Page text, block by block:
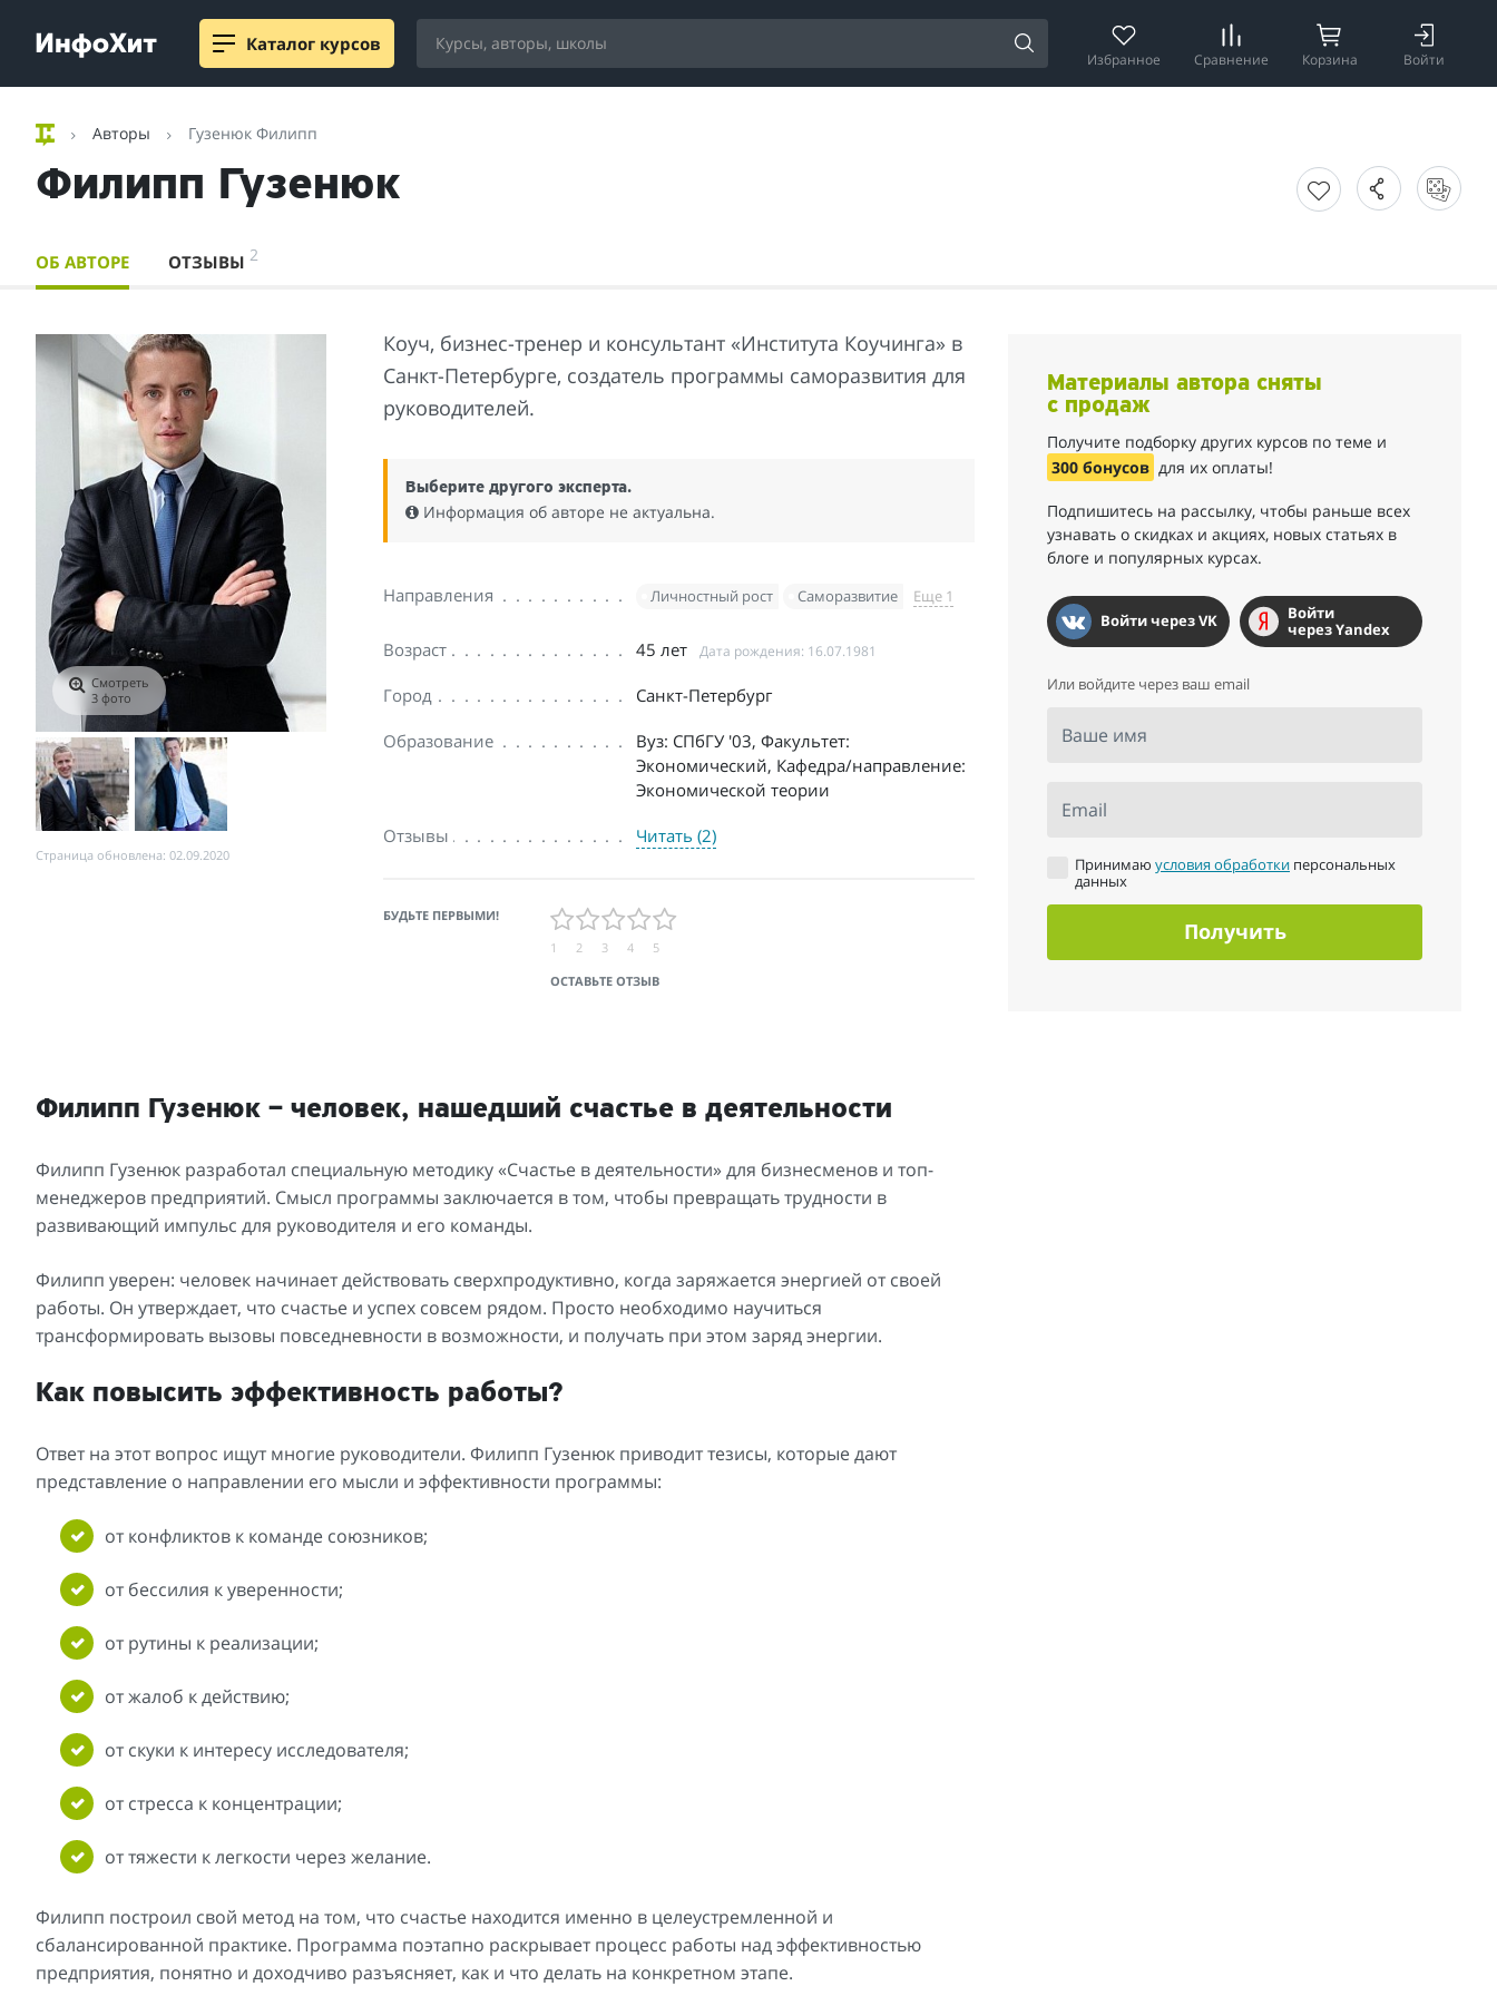
Каталог курсов
Избранное Сравнение Корзина Войти
Авторы Гузенюк Филипп
Филипп Гузенюк
ОБ АВТОРЕ ОТЗЫВЫ2
Смотреть
3 фото
Страница обновлена: 02.09.2020
Коуч, бизнес-тренер и консультант «Института Коучинга» в
Санкт-Петербурге, создатель программы саморазвития для
руководителей.
Выберите другого эксперта.
Информация об авторе не актуальна.
Направления Личностный рост Саморазвитие Еще 1
Возраст 45 лет Дата рождения: 16.07.1981
Город Санкт-Петербург
Образование
Вуз: СПбГУ '03, Факультет:
Экономический, Кафедра/направление:
Экономической теории
Отзывы Читать (2)
БУДЬТЕ ПЕРВЫМИ!
ОСТАВЬТЕ ОТЗЫВ
1 2 3 4 5
Филипп Гузенюк – человек, нашедший счастье в деятельности
Филипп Гузенюк разработал специальную методику «Счастье в деятельности» для бизнесменов и топ-
менеджеров предприятий. Смысл программы заключается в том, чтобы превращать трудности в
развивающий импульс для руководителя и его команды.
Филипп уверен: человек начинает действовать сверхпродуктивно, когда заряжается энергией от своей
работы. Он утверждает, что счастье и успех совсем рядом. Просто необходимо научиться
трансформировать вызовы повседневности в возможности, и получать при этом заряд энергии.
Как повысить эффективность работы?
Ответ на этот вопрос ищут многие руководители. Филипп Гузенюк приводит тезисы, которые дают
представление о направлении его мысли и эффективности программы:
от конфликтов к команде союзников;
от бессилия к уверенности;
от рутины к реализации;
от жалоб к действию;
от скуки к интересу исследователя;
от стресса к концентрации;
от тяжести к легкости через желание.
Филипп построил свой метод на том, что счастье находится именно в целеустремленной и
сбалансированной практике. Программа поэтапно раскрывает процесс работы над эффективностью
предприятия, понятно и доходчиво разъясняет, как и что делать на конкретном этапе.
Материалы автора сняты
с продаж
Получите подборку других курсов по теме и
300 бонусов для их оплаты!
Подпишитесь на рассылку, чтобы раньше всех
узнавать о скидках и акциях, новых статьях в
блоге и популярных курсах.
Войти через VK
Войти
через Yandex
Или войдите через ваш email
Ваше имя
Email
Принимаюусловия обработки персональных
данных
Получить